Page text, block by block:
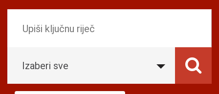
Izaberi sve